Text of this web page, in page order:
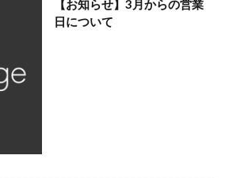
【お知らせ】3月からの営業
日について